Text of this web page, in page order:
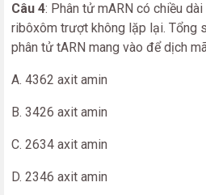
Câu 4: Phân tử mARN có chiều
ribôxôm trượt không lặp lại. Tổng
phân tử tARN mang vào để dịch
A. 4362 axit amin
B. 3426 axit amin
C. 2634 axit amin
D. 2346 axit amin